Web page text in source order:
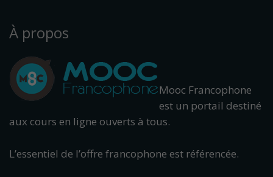
À propos
Mooc Francophone
est un portail destiné
aux cours en ligne ouverts à tous.
L’essentiel de l’offre francophone est référencée.